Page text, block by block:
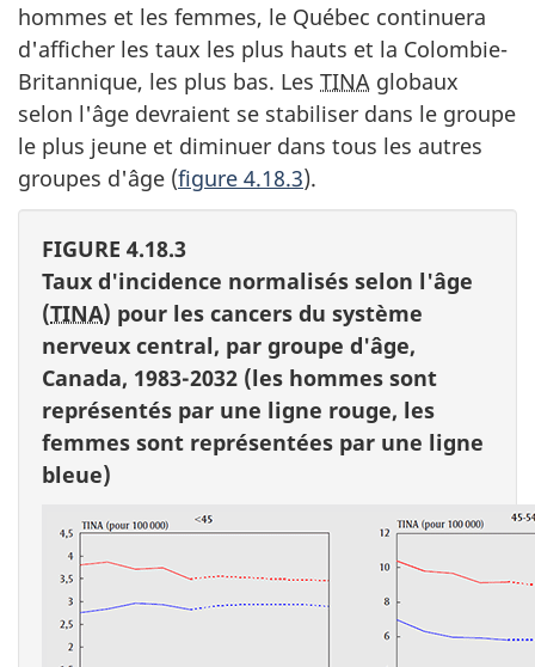
hommes et les femmes, le Québec continuera
d'afficher les taux les plus hauts et la Colombie-
Britannique, les plus bas. Les TINA globaux
selon l'âge devraient se stabiliser dans le groupe
le plus jeune et diminuer dans tous les autres
groupes d'âge (figure 4.18.3).
FIGURE 4.18.3
Taux d'incidence normalisés selon l'âge
(TINA) pour les cancers du système
nerveux central, par groupe d'âge,
Canada, 1983-2032 (les hommes sont
représentés par une ligne rouge, les
femmes sont représentées par une ligne
bleue)